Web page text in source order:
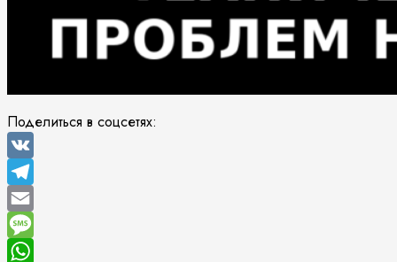
Поделиться в соцсетях:
VK
Telegram
Email
Message